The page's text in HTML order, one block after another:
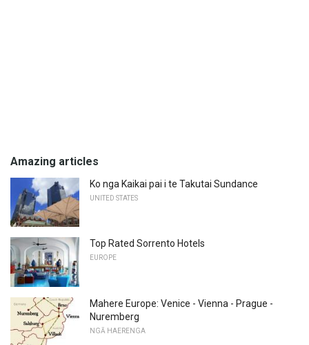
Amazing articles
Ko nga Kaikai pai i te Takutai Sundance
UNITED STATES
Top Rated Sorrento Hotels
EUROPE
Mahere Europe: Venice - Vienna - Prague -
Nuremberg
NGĀ HAERENGA